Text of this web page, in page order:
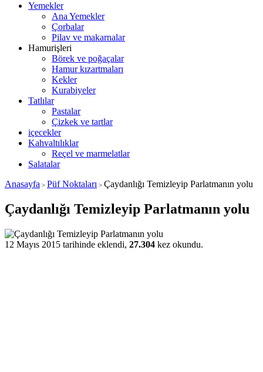
Yemekler
Ana Yemekler
Çorbalar
Pilav ve makarnalar
Hamurişleri
Börek ve poğaçalar
Hamur kızartmaları
Kekler
Kurabiyeler
Tatlılar
Pastalar
Çizkek ve tartlar
içecekler
Kahvaltılıklar
Reçel ve marmelatlar
Salatalar
Anasayfa > Püf Noktaları > Çaydanlığı Temizleyip Parlatmanın yolu
Çaydanlığı Temizleyip Parlatmanın yolu
12 Mayıs 2015 tarihinde eklendi, 27.304 kez okundu.